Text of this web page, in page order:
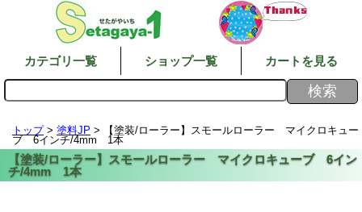
カテゴリ一覧 ショップ一覧 カートを見る
トップ> 塗料JP > 【塗装/ローラー】スモールローラー マイクロキュー
ブ 6インチ/4mm 1本